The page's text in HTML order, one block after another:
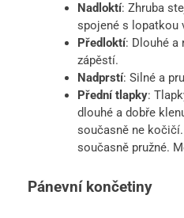
Nadloktí: Zhruba
spojené s lopatkou
Předloktí: Dlouhé a
zápěstí.
Nadprstí: Silné a
Přední tlapky:
dlouhé a dobře
současně ne
současně pružné.
Pánevní končetiny